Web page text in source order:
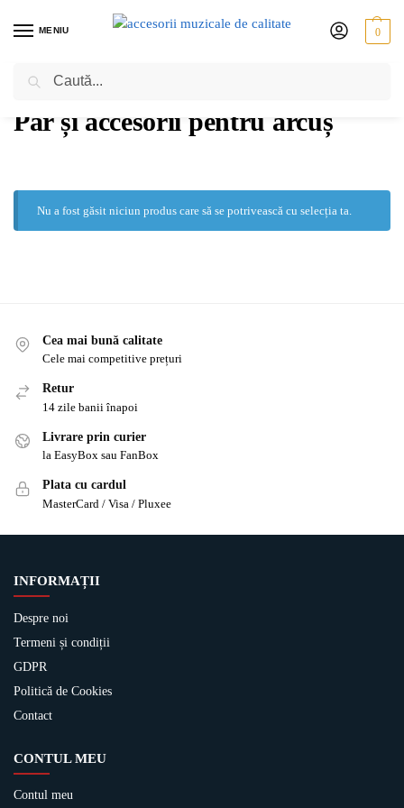
MENIU 0
PRIMA PAGINĂ
Păr și accesorii pentru arcuș
Nu a fost găsit niciun produs care să se potrivească cu selecția ta.
Cea mai bună calitate
Cele mai competitive prețuri
Retur
14 zile banii înapoi
Livrare prin curier
la EasyBox sau FanBox
Plata cu cardul
MasterCard / Visa / Pluxee
INFORMAȚII
Despre noi
Termeni și condiții
GDPR
Politică de Cookies
Contact
CONTUL MEU
Contul meu